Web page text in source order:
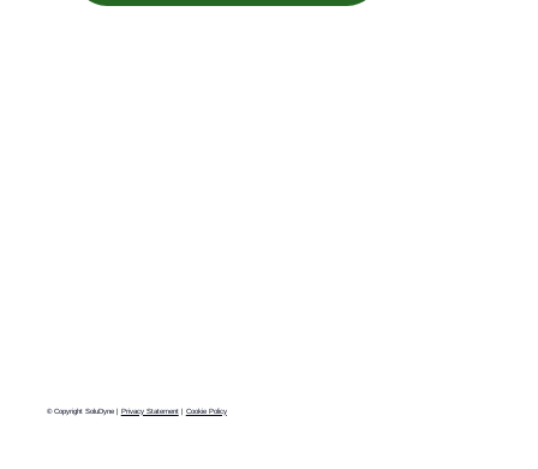
© Copyright SoluDyne | Privacy Statement| Cookie Policy